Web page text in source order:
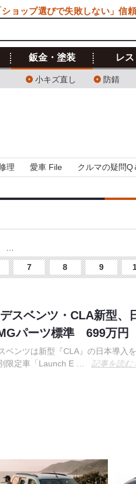
鈑金・塗装
小キズ直し 防錆
レ
理 愛車 File クルマの疑問Q
7 8 9
スベンツ・CLA新型、
パーツ標準 699万円
ベンツは新型『CLA』の日本導入
限定車「Launch E …
記事を読む
ショップ選びで失敗しない」信